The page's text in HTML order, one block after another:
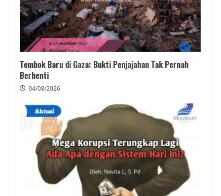
Tembok Baru di Gaza: Bukti Penjajahan Tak Pernah
Berhenti
04/08/2026